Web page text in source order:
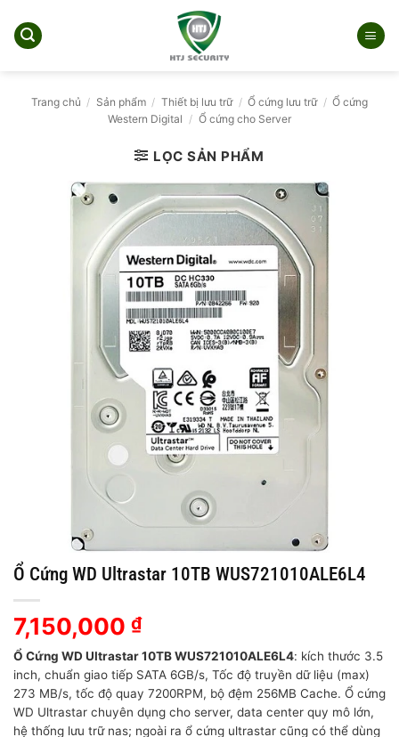
qua
Trang chủ / Sản phẩm / Thiết bị lưu trữ / Ổ cứng lưu trữ / Ổ cứng
Western Digital / Ổ cứng cho Server
LỌC SẢN PHẨM
Ổ Cứng WD Ultrastar 10TB WUS721010ALE6L4
7,150,000 ₫
Ổ Cứng WD Ultrastar 10TB WUS721010ALE6L4: kích thước 3.5
inch, chuẩn giao tiếp SATA 6GB/s, Tốc độ truyền dữ liệu (max)
273 MB/s, tốc độ quay 7200RPM, bộ đệm 256MB Cache. Ổ cứng
WD Ultrastar chuyên dụng cho server, data center quy mô lớn,
hệ thống lưu trữ nas; ngoài ra ổ cứng ultrastar cũng có thể dùng